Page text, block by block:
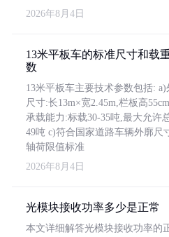
2026年8月4日
13米平板车的标准尺寸和载
数
13米平板车主要技术参数包括: a)
尺寸:长13m×宽2.45m,栏板高
承载能力:标载30-35吨,最大允许
49吨 c)符合国家道路车辆外廓尺
轴荷限值标准
2026年8月4日
光模块接收功率多少是正常
本文详细解答光模块接收功率的